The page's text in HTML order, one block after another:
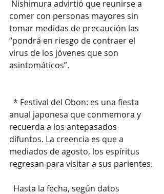
comer con personas mayores sin
tomar medidas de precaución las
“pondrá en riesgo de contraer el
virus de los jóvenes que son
asintomáticos”.
anual japonesa que conmemora y
recuerda a los antepasados
difuntos. La creencia es que a
mediados de agosto, los espíritus
regresan para visitar a sus parientes.